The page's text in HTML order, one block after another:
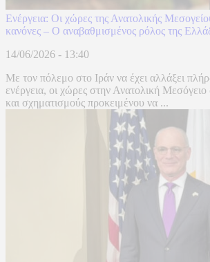
Ενέργεια: Οι χώρες της Ανατολικής
κανόνες – Ο αναβαθμισμένος ρόλος της
14/06/2026 - 13:40
Με τον πόλεμο στο Ιράν να έχει αλλάξει
ενέργεια, οι χώρες στην Ανατολική
και σχηματισμούς προκειμένου να ...